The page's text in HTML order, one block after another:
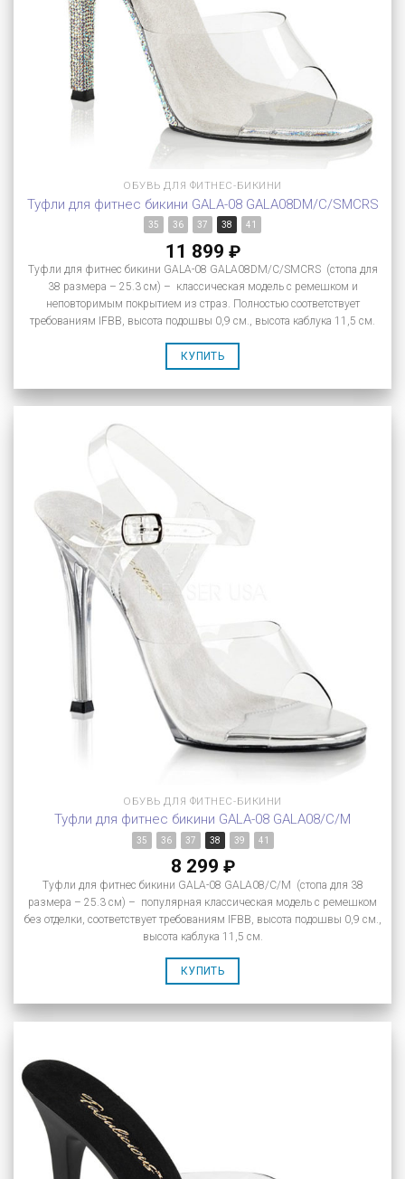
ОБУВЬ ДЛЯ ФИТНЕС-БИКИНИ
Туфли для фитнес бикини GALA-08 GALA08DM/C/SMCRS
35 36 37 38 41
11 899 ₽
Туфли для фитнес бикини GALA-08 GALA08DM/C/SMCRS (стопа для
38 размера – 25.3 см) – классическая модель с ремешком и
неповторимым покрытием из страз. Полностью соответствует
требованиям IFBB, высота подошвы 0,9 см., высота каблука 11,5 см.
КУПИТЬ
ОБУВЬ ДЛЯ ФИТНЕС-БИКИНИ
Туфли для фитнес бикини GALA-08 GALA08/C/M
35 36 37 38 39 41
8 299 ₽
Туфли для фитнес бикини GALA-08 GALA08/C/M (стопа для 38
размера – 25.3 см) – популярная классическая модель с ремешком
без отделки, соответствует требованиям IFBB, высота подошвы 0,9 см.,
высота каблука 11,5 см.
КУПИТЬ